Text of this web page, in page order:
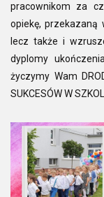
pracownikom za
opiekę, przekazaną
lecz także i
dyplomy
życzymy Wam
SUKCESÓW W